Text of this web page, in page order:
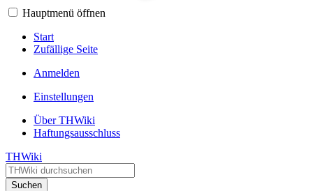
Hauptmenü öffnen
Start
Zufällige Seite
Anmelden
Einstellungen
Über THWiki
Haftungsausschluss
THWiki
Suchen